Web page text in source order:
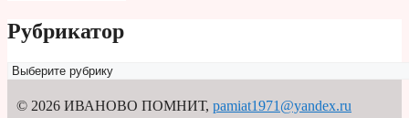
Рубрикатор
Рубрикатор
© 2026 ИВАНОВО ПОМНИТ, pamiat1971@yandex.ru